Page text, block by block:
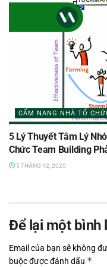
CẨM NANG NHÀ TỔ
5 Lý Thuyết Tâm Lý
Chức Team Building
5 THÁNG 12, 2025
Để lại một bình
Email của bạn sẽ không
buộc được đánh dấu *